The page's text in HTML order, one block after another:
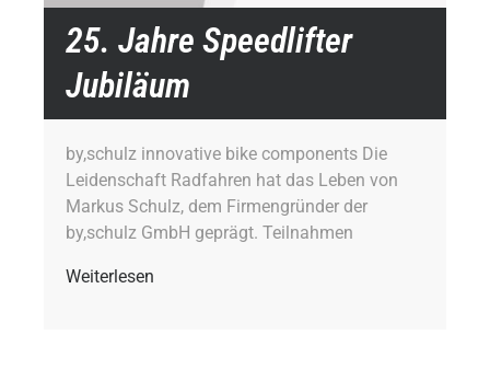
25. Jahre Speedlifter
Jubiläum
by,schulz innovative bike components Die
Leidenschaft Radfahren hat das Leben von
Markus Schulz, dem Firmengründer der
by,schulz GmbH geprägt. Teilnahmen
Weiterlesen